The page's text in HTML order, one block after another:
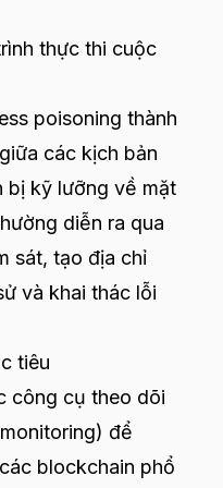
thực thi cuộc
poisoning thành
các kịch bản
bị kỹ lưỡng về mặt
diễn ra qua
sát, tạo địa chỉ
và khai thác lỗi
tiêu
công cụ theo dõi
để
blockchain phổ